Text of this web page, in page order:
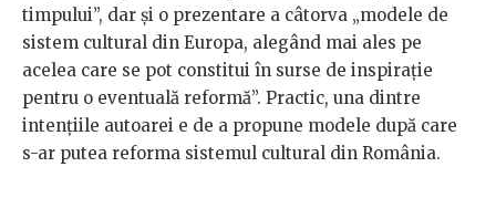
timpului”, dar și o prezentare a câtorva „modele de
sistem cultural din Europa, alegând mai ales pe
acelea care se pot constitui în surse de inspirație
pentru o eventuală reformă”. Practic, una dintre
intențiile autoarei e de a propune modele după care
s-ar putea reforma sistemul cultural din România.